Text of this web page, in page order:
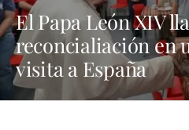
El Papa León XIV
reconcialiación en
visita a España